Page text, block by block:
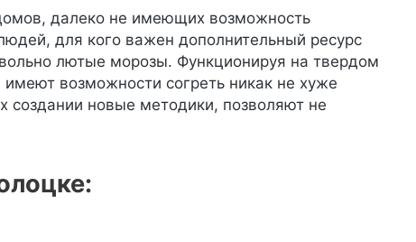
далеко не имеющих возможность
для кого важен дополнительный ресурс
лютые морозы. Функционируя на твердом
возможности согреть никак не хуже
создании новые методики, позволяют не